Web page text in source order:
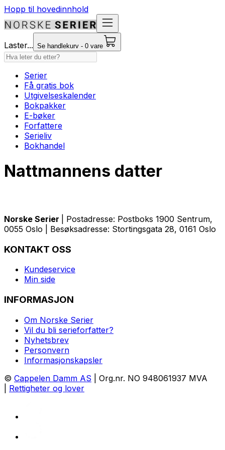
Hopp til hovedinnhold
Laster... Se handlekurv - 0 vare
Serier
Få gratis bok
Utgivelseskalender
Bokpakker
E-bøker
Forfattere
Serieliv
Bokhandel
Nattmannens datter
Norske Serier
| Postadresse: Postboks 1900 Sentrum,
0055 Oslo | Besøksadresse: Stortingsgata 28, 0161 Oslo
KONTAKT OSS
Kundeservice
Min side
INFORMASJON
Om Norske Serier
Vil du bli serieforfatter?
Nyhetsbrev
Personvern
Informasjonskapsler
© Cappelen Damm AS | Org.nr. NO 948061937 MVA
Rettigheter og lover